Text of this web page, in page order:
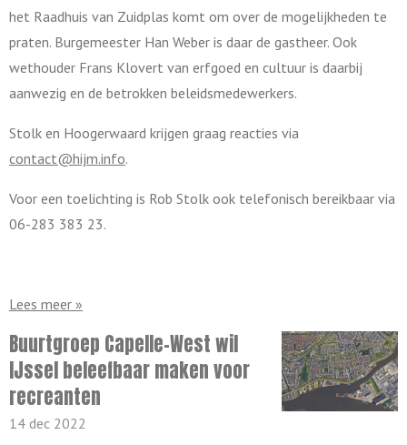
het Raadhuis van Zuidplas komt om over de mogelijkheden te
praten. Burgemeester Han Weber is daar de gastheer. Ook
wethouder Frans Klovert van erfgoed en cultuur is daarbij
aanwezig en de betrokken beleidsmedewerkers.
Stolk en Hoogerwaard krijgen graag reacties via
contact@hijm.info.
Voor een toelichting is Rob Stolk ook telefonisch bereikbaar via
06-283 383 23.
Lees meer »
Buurtgroep Capelle-West wil
IJssel beleefbaar maken voor
recreanten
14 dec 2022